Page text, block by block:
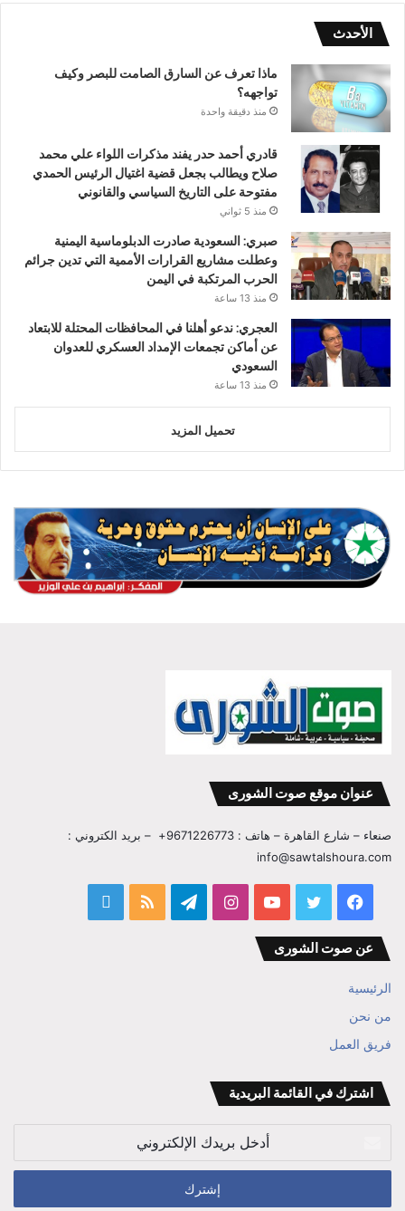
الأحدث
ماذا تعرف عن السارق الصامت للبصر وكيف
تواجهه؟
منذ دقيقة واحدة
قادري أحمد حدر يفند مذكرات اللواء علي محمد
صلاح ويطالب بجعل قضية اغتيال الرئيس الحمدي
مفتوحة على التاريخ السياسي والقانوني
منذ 5 ثواني
صبري: السعودية صادرت الدبلوماسية اليمنية
وعطلت مشاريع القرارات الأممية التي تدين جرائم
الحرب المرتكبة في اليمن
منذ 13 ساعة
العجري: ندعو أهلنا في المحافظات المحتلة للابتعاد
عن أماكن تجمعات الإمداد العسكري للعدوان
السعودي
منذ 13 ساعة
تحميل المزيد
عنوان موقع صوت الشورى
صنعاء – شارع القاهرة – هاتف : 9671226773+ – بريد الكتروني :
info@sawtalshoura.com
فيسبوك تويتر يوتيوب انستقرامتيلقرام ملخص
عن صوت الشورى
الرئيسية
من نحن
فريق العمل
اشترك في القائمة البريدية
الإلكتروني